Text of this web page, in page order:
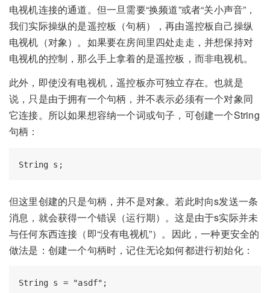
电视机连接的通道。但一旦需要“换频道”或者“关小声音”，
我们实际操纵的是遥控板（句柄），再由遥控板自己操纵
电视机（对象）。如果要在房间里四处走走，并想保持对
电视机的控制，那么手上拿着的是遥控板，而非电视机。
此外，即使没有电视机，遥控板亦可独立存在。也就是
说，只是由于拥有一个句柄，并不表示必须有一个对象同
它连接。所以如果想容纳一个词或句子，可创建一个String
句柄：
但这里创建的只是句柄，并不是对象。若此时向s发送一条
消息，就会获得一个错误（运行期）。这是由于s实际并未
与任何东西连接（即“没有电视机”）。因此，一种更安全的
做法是：创建一个句柄时，记住无论如何都进行初始化：